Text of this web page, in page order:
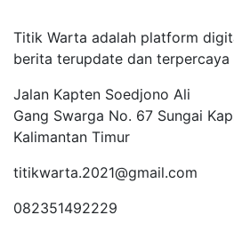
Titik Warta adalah platform
berita terupdate dan terpercaya
Jalan Kapten Soedjono Ali
Gang Swarga No. 67 Sungai
Kalimantan Timur
titikwarta.2021@gmail.com
082351492229